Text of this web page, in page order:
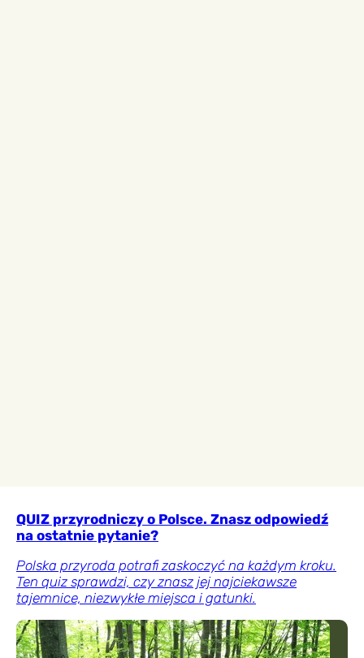
QUIZ przyrodniczy o Polsce. Znasz odpowiedź
na ostatnie pytanie?
Polska przyroda potrafi zaskoczyć na każdym kroku.
Ten quiz sprawdzi, czy znasz jej najciekawsze
tajemnice, niezwykłe miejsca i gatunki.